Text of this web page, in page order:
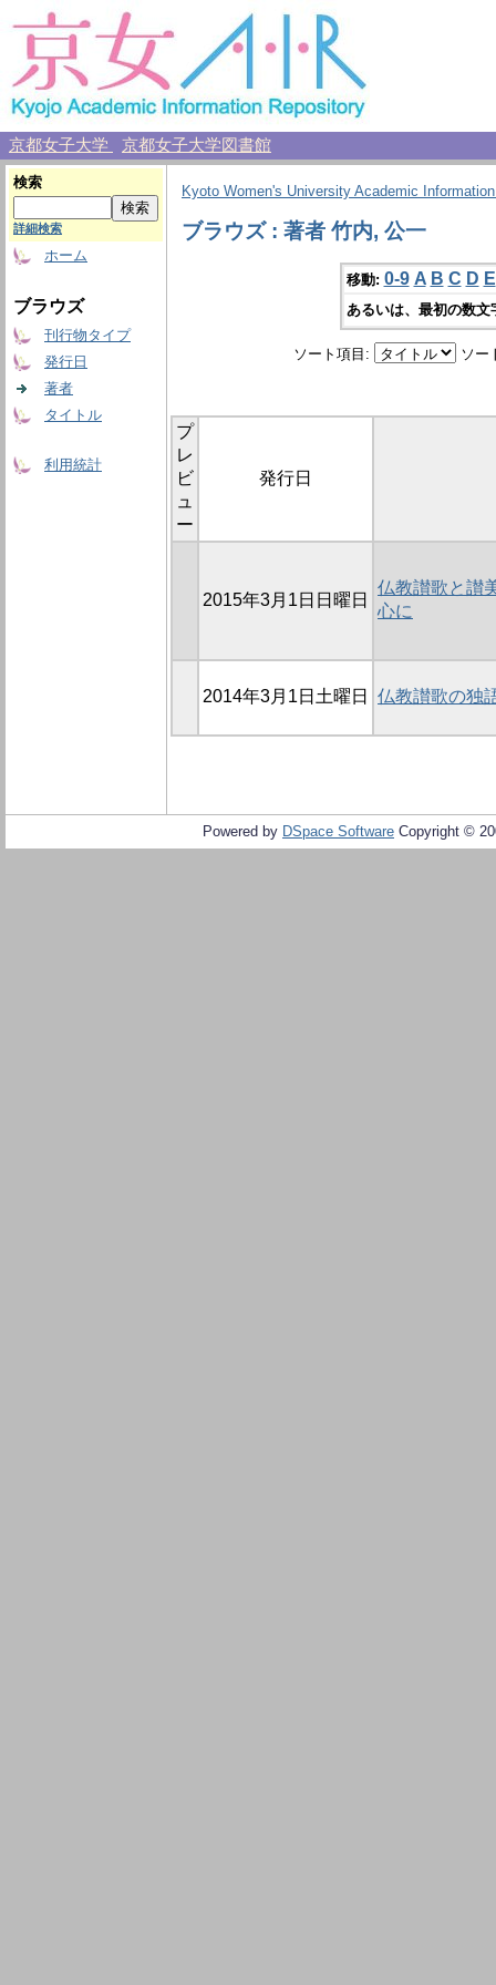
京都女子大学 京都女子大学図書館
検索
詳細検索
ホーム
ブラウズ
刊行物タイプ
発行日
著者
タイトル
利用統計
Kyoto Women's University Academic
ブラウズ : 著者 竹内, 公一
移動: 0-9 A B C D E
あるいは、最初の数
ソート項目: ソー
プ
レ
ビ
ュ
ー
発行日
2015年3月1日日曜日
仏教讃歌と讃
心に
2014年3月1日土曜日 仏教讃歌の独
Powered by DSpace Software Copyright ©